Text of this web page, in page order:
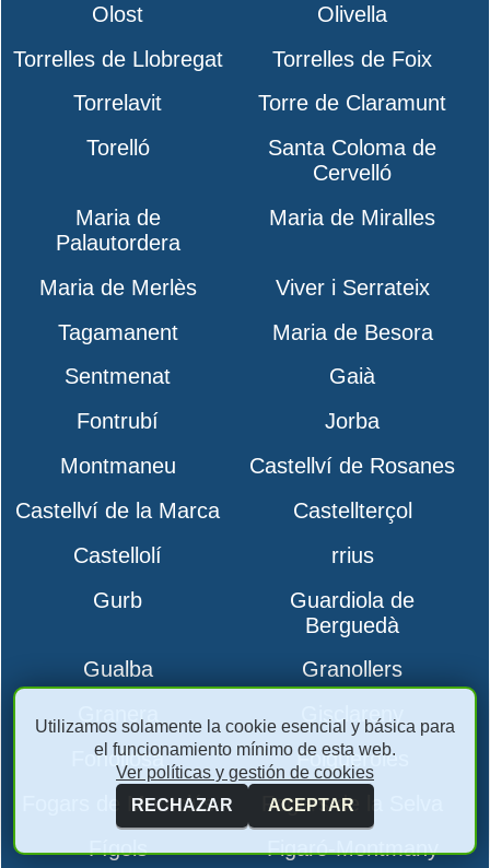
Olost
Olivella
Torrelles de Llobregat
Torrelles de Foix
Torrelavit
Torre de Claramunt
Torelló
Santa Coloma de
Cervelló
Maria de
Palautordera
Maria de Miralles
Maria de Merlès
Viver i Serrateix
Tagamanent
Maria de Besora
Sentmenat
Gaià
Fontrubí
Jorba
Montmaneu
Castellví de Rosanes
Castellví de la Marca
Castellterçol
Castellolí
rrius
Gurb
Guardiola de
Berguedà
Gualba
Granollers
Granera
Gisclareny
Fonollosa
Folgueroles
Fogars de Montclús
Fogars de la Selva
Fígols
Figaró-Montmany
Utilizamos solamente la cookie esencial y básica para
el funcionamiento mínimo de esta web.
Ver políticas y gestión de cookies
RECHAZAR
ACEPTAR